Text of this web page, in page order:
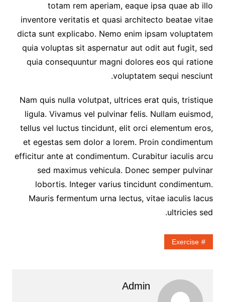
totam rem aperiam, eaque ipsa quae ab illo
inventore veritatis et quasi architecto beatae vitae
dicta sunt explicabo. Nemo enim ipsam voluptatem
quia voluptas sit aspernatur aut odit aut fugit, sed
quia consequuntur magni dolores eos qui ratione
voluptatem sequi nesciunt.
Nam quis nulla volutpat, ultrices erat quis, tristique
ligula. Vivamus vel pulvinar felis. Nullam euismod,
tellus vel luctus tincidunt, elit orci elementum eros,
et egestas sem dolor a lorem. Proin condimentum
efficitur ante at condimentum. Curabitur iaculis arcu
sed maximus vehicula. Donec semper pulvinar
lobortis. Integer varius tincidunt condimentum.
Mauris fermentum urna lectus, vitae iaculis lacus
ultricies sed.
Exercise
Admin